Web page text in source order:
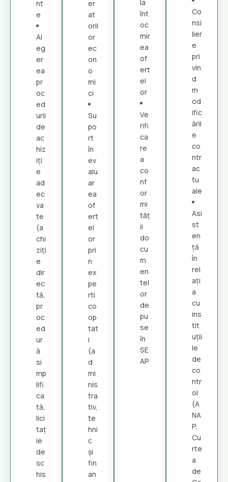
nt
e
Al
eg
er
ea
pr
oc
ed
urii
de
ac
hiz
iți
e
ad
ec
va
te
(a
chi
ziți
e
dir
ec
tă,
pr
oc
ed
ur
ă
si
mp
lifi
ca
tă,
lici
taț
ie
de
sc
his
er
at
oril
or
ec
on
o
mi
ci
Su
po
rt
în
ev
alu
ar
ea
of
ert
el
or
pri
n
ex
pe
rti
co
op
tat
i
(a
d
mi
nis
tra
tiv,
te
hni
c
și
fin
an
la
înt
oc
mir
ea
of
ert
el
or
Ve
rifi
ca
re
a
co
nf
or
mi
tăț
ii
do
cu
m
en
tel
or
de
pu
se
în
SE
AP
Co
nsi
lier
e
pri
vin
d
m
od
ific
ăril
e
co
ntr
ac
tu
ale
Asi
st
en
ță
în
rel
ați
a
cu
ins
tit
uții
le
de
co
ntr
ol
(A
NA
P,
Cu
rte
a
de